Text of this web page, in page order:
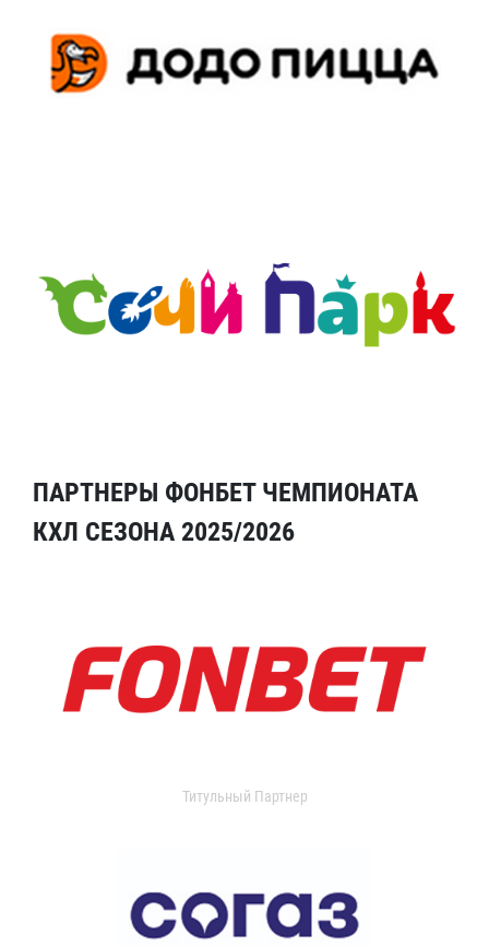
ПАРТНЕРЫ ФОНБЕТ ЧЕМПИОНАТА
КХЛ СЕЗОНА 2025/2026
Титульный Партнер